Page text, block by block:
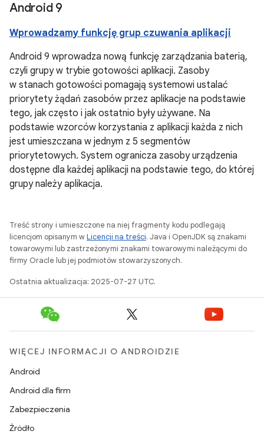
Android 9
Wprowadzamy funkcję grup czuwania aplikacji
Android 9 wprowadza nową funkcję zarządzania baterią,
czyli grupy w trybie gotowości aplikacji. Zasoby
w stanach gotowości pomagają systemowi ustalać
priorytety żądań zasobów przez aplikacje na podstawie
tego, jak często i jak ostatnio były używane. Na
podstawie wzorców korzystania z aplikacji każda z nich
jest umieszczana w jednym z 5 segmentów
priorytetowych. System ogranicza zasoby urządzenia
dostępne dla każdej aplikacji na podstawie tego, do której
grupy należy aplikacja.
Treść strony i umieszczone na niej fragmenty kodu podlegają
licencjom opisanym wLicencji na treści. Java i OpenJDK są znakami
towarowymi lub zastrzeżonymi znakami towarowymi należącymi do
firmy Oracle lub jej podmiotów stowarzyszonych.
Ostatnia aktualizacja: 2025-07-27 UTC.
WIĘCEJ INFORMACJI O ANDROIDZIE
Android
Android dla firm
Zabezpieczenia
Źródło